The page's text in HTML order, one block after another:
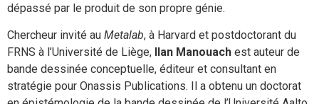
dépassé par le produit de son propre génie.
Chercheur invité au Metalab, à Harvard et postdoctorant du
FRNS à l’Université de Liège,
Ilan Manouach est auteur de
bande dessinée conceptuelle, éditeur et consultant en
stratégie pour Onassis Publications. Il a obtenu un doctorat